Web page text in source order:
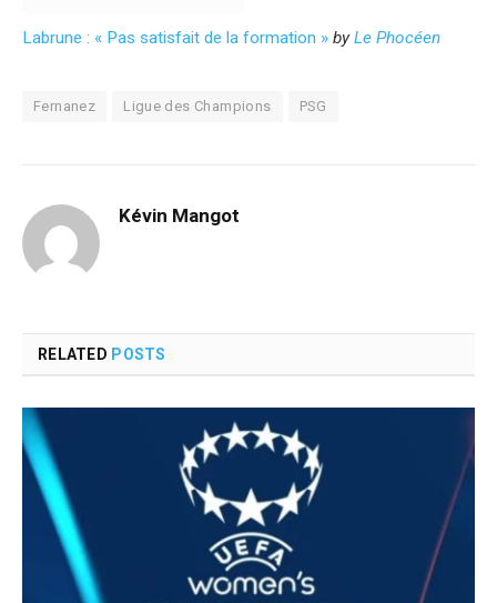
Labrune : « Pas satisfait de la formation » byLe Phocéen
Fernanez Ligue des Champions PSG
Kévin Mangot
RELATED POSTS